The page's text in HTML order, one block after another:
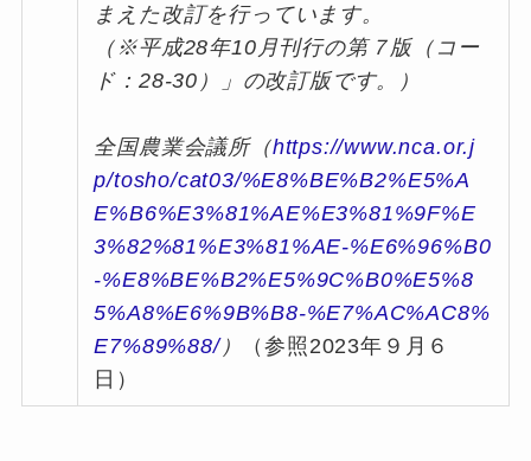
まえた改訂を行っています。
（※平成28年10月刊行の第７版（コー
ド：28-30）」の改訂版です。）
全国農業会議所（https://www.nca.or.j
p/tosho/cat03/%E8%BE%B2%E5%A
E%B6%E3%81%AE%E3%81%9F%E
3%82%81%E3%81%AE-%E6%96%B0
-%E8%BE%B2%E5%9C%B0%E5%8
5%A8%E6%9B%B8-%E7%AC%AC8%
E7%89%88/）
（参照2023年９月６
日）